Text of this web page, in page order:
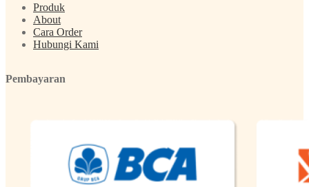
Produk
About
Cara Order
Hubungi Kami
Pembayaran